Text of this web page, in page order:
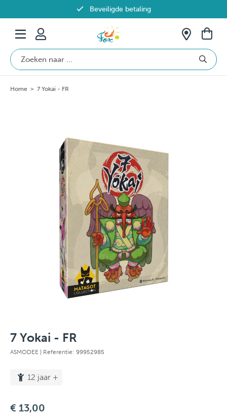
Beveiligde betaling
Gratis verzending vanaf €69 in België
Home > 7 Yokai - FR
7 Yokai - FR
ASMODEE | Referentie: 99952985
12 jaar +
€ 13,00